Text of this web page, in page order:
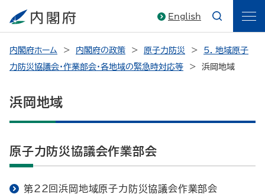
English
内閣府ホーム 内閣府の政策 原子力防災
5. 地域原子
力防災協議会・作業部会・各地域の緊急時対応等
浜岡地域
浜岡地域
原子力防災協議会作業部会
第22回浜岡地域原子力防災協議会作業部会